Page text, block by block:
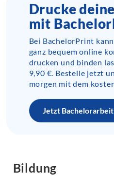
Drucke
mit
Bei BachelorPrint
ganz bequem online
drucken und binden
9,90 €. Bestelle jetzt
morgen mit dem
Jetzt
Bildung